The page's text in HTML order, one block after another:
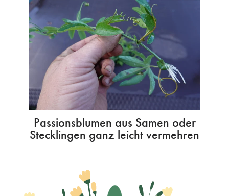
Passionsblumen aus Samen oder
Stecklingen ganz leicht vermehren